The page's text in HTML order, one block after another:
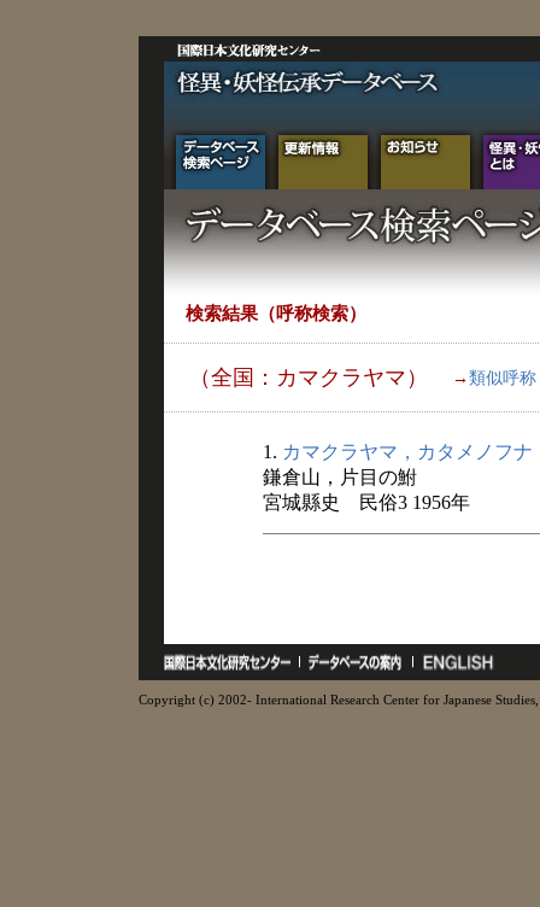
検索結果（呼称検索）
（全国：カマクラヤマ） → 類似呼称
1. カマクラヤマ，カタメノフナ
鎌倉山，片目の鮒
宮城縣史 民俗3 1956年
Copyright (c) 2002- International Research Center for Japanese